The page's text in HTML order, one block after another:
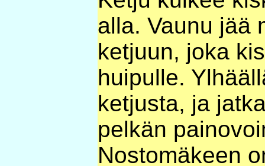
alla. Vaunu jää
ketjuun, joka
huipulle.
ketjusta, ja
pelkän
Nostomäkeen